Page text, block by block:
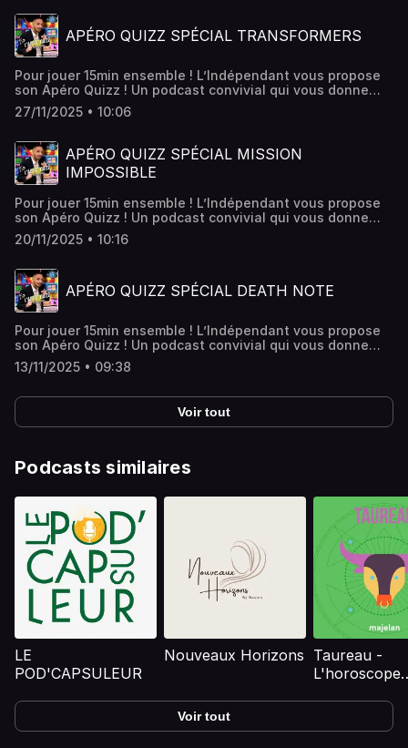
APÉRO QUIZZ SPÉCIAL TRANSFORMERS
Pour jouer 15min ensemble ! L’Indépendant vous propose
son Apéro Quizz ! Un podcast convivial qui vous donne
rendez-vous chaque week-end ! Ce week-end, c'est un
quiz spécial TRANSFORMERS
27/11/2025 • 10:06
APÉRO QUIZZ SPÉCIAL MISSION
IMPOSSIBLE
Pour jouer 15min ensemble ! L’Indépendant vous propose
son Apéro Quizz ! Un podcast convivial qui vous donne
rendez-vous chaque week-end ! Ce week-end, c'est un
quiz spécial MISSION IMPOSSIBLE
20/11/2025 • 10:16
APÉRO QUIZZ SPÉCIAL DEATH NOTE
Pour jouer 15min ensemble ! L’Indépendant vous propose
son Apéro Quizz ! Un podcast convivial qui vous donne
rendez-vous chaque week-end ! Ce week-end, c'est un
quiz spécial DEATH NOTE.
13/11/2025 • 09:38
Voir tout
Podcasts similaires
LE
POD'CAPSULEUR
Nouveaux Horizons Taureau -
L'horoscope
Voir tout